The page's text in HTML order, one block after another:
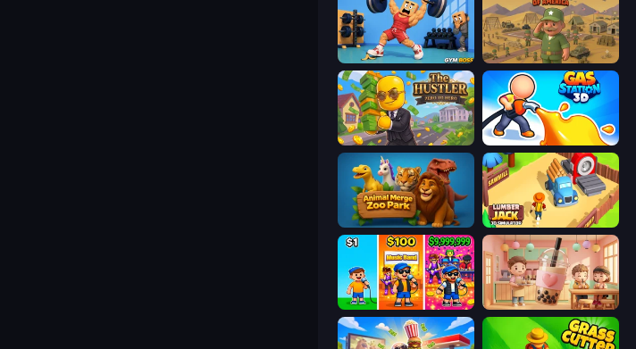
Gym Boss Army Base Of America
The Hustler Gas Station 3D
Animal Merge Zoo Park Lumberjack 3D Simulator
Music Band Boba Shop